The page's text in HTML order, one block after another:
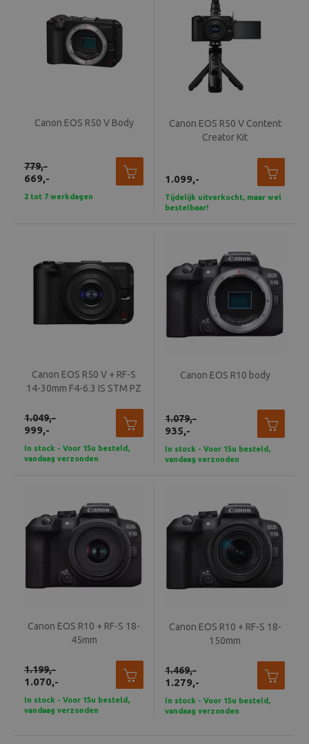
Canon EOS R50 V Body
669,-
779,-
2 tot 7 werkdagen
Canon EOS R50 V Content
Creator Kit
1.099,-
Tijdelijk uitverkocht, maar wel
bestelbaar!
Canon EOS R50 V + RF-S
14-30mm F4-6.3 IS STM PZ
999,-
1.049,-
In stock - Voor 15u besteld,
vandaag verzonden
Canon EOS R10 body
935,-
1.079,-
In stock - Voor 15u besteld,
vandaag verzonden
Canon EOS R10 + RF-S 18-
45mm
1.070,-
1.199,-
In stock - Voor 15u besteld,
vandaag verzonden
Canon EOS R10 + RF-S 18-
150mm
1.279,-
1.469,-
In stock - Voor 15u besteld,
vandaag verzonden